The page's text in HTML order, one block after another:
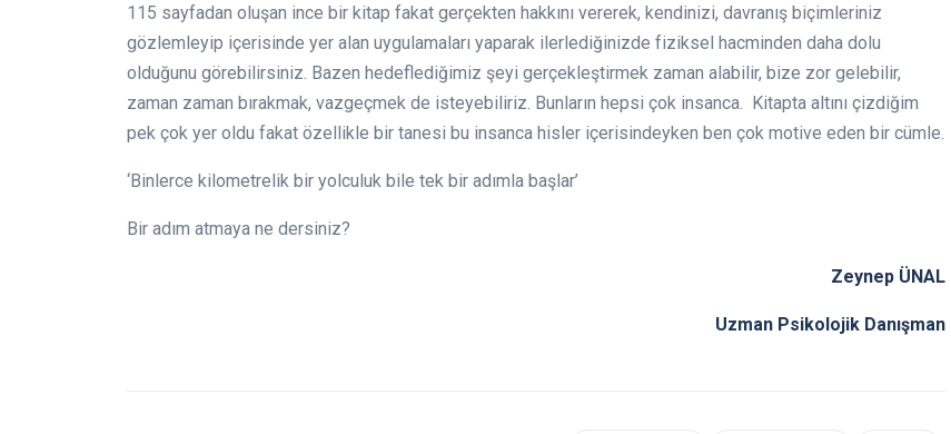
115 sayfadan oluşan ince bir kitap fakat gerçekten hakkını vererek, kendinizi, davranış biçimleriniz
gözlemleyip içerisinde yer alan uygulamaları yaparak ilerlediğinizde fiziksel hacminden daha dolu
olduğunu görebilirsiniz. Bazen hedeflediğimiz şeyi gerçekleştirmek zaman alabilir, bize zor gelebilir,
zaman zaman bırakmak, vazgeçmek de isteyebiliriz. Bunların hepsi çok insanca. Kitapta altını çizdiğim
pek çok yer oldu fakat özellikle bir tanesi bu insanca hisler içerisindeyken ben çok motive eden bir cümle.
‘Binlerce kilometrelik bir yolculuk bile tek bir adımla başlar’
Bir adım atmaya ne dersiniz?
Zeynep ÜNAL
Uzman Psikolojik Danışman